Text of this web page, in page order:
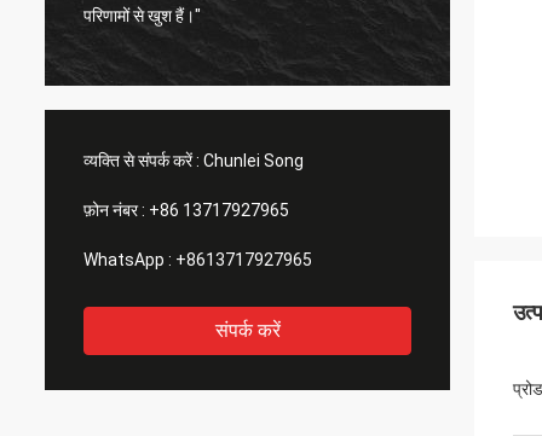
परिणामों से खुश हैं।"
व्यक्ति से संपर्क करें : Chunlei Song
फ़ोन नंबर : +86 13717927965
WhatsApp : +8613717927965
संपर्क करें